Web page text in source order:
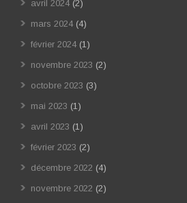
avril 2024 (2)
mars 2024 (4)
février 2024 (1)
novembre 2023 (2)
octobre 2023 (3)
mai 2023 (1)
avril 2023 (1)
février 2023 (2)
décembre 2022 (4)
novembre 2022 (2)